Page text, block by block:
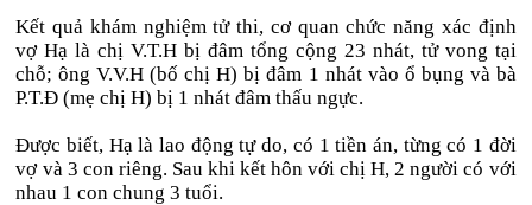
Kết quả khám nghiệm tử thi, cơ quan chức năng xác định
vợ Hạ là chị V.T.H bị đâm tổng cộng 23 nhát, tử vong tại
chỗ; ông V.V.H (bố chị H) bị đâm 1 nhát vào ổ bụng và bà
P.T.Đ (mẹ chị H) bị 1 nhát đâm thấu ngực.
Được biết, Hạ là lao động tự do, có 1 tiền án, từng có 1 đời
vợ và 3 con riêng. Sau khi kết hôn với chị H, 2 người có với
nhau 1 con chung 3 tuổi.